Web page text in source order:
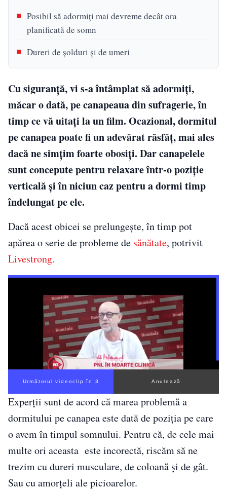
Posibil să adormiți mai devreme decât ora
planificată de somn
Dureri de șolduri și de umeri
Cu siguranță, vi s-a întâmplat să adormiți,
măcar o dată, pe canapeaua din sufragerie, în
timp ce vă uitați la un film. Ocazional, dormitul
pe canapea poate fi un adevărat răsfăț, mai ales
dacă ne simțim foarte obosiți. Dar canapelele
sunt concepute pentru relaxare într-o poziție
verticală și în niciun caz pentru a dormi timp
îndelungat pe ele.
Dacă acest obicei se prelungește, în timp pot
apărea o serie de probleme de sănătate, potrivit
Livestrong.
Următorul videoclip în 3 Anulează
Experții sunt de acord că marea problemă a
dormitului pe canapea este dată de poziția pe care
o avem în timpul somnului. Pentru că, de cele mai
multe ori aceasta este incorectă, riscăm să ne
trezim cu dureri musculare, de coloană și de gât.
Sau cu amorțeli ale picioarelor.